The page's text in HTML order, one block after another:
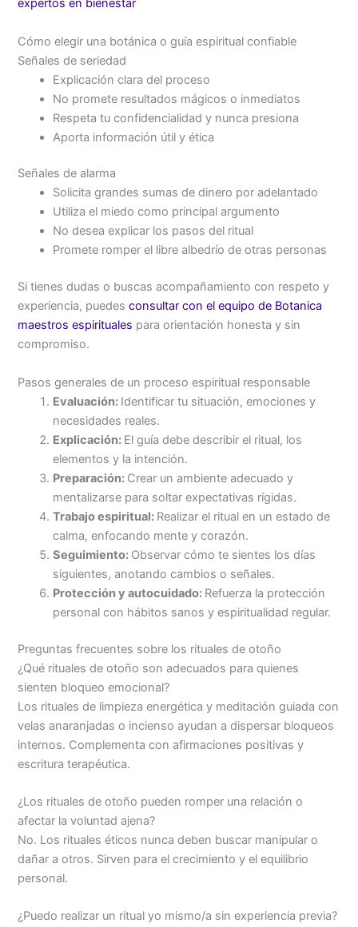
expertos en bienestar
Cómo elegir una botánica o guía espiritual confiable
Señales de seriedad
Explicación clara del proceso
No promete resultados mágicos o inmediatos
Respeta tu confidencialidad y nunca presiona
Aporta información útil y ética
Señales de alarma
Solicita grandes sumas de dinero por adelantado
Utiliza el miedo como principal argumento
No desea explicar los pasos del ritual
Promete romper el libre albedrío de otras personas
Si tienes dudas o buscas acompañamiento con respeto y
experiencia, puedesconsultar con el equipo de Botanica
maestros espirituales para orientación honesta y sin
compromiso.
Pasos generales de un proceso espiritual responsable
Evaluación: Identificar tu situación, emociones y
necesidades reales.
Explicación: El guía debe describir el ritual, los
elementos y la intención.
Preparación: Crear un ambiente adecuado y
mentalizarse para soltar expectativas rígidas.
Trabajo espiritual: Realizar el ritual en un estado de
calma, enfocando mente y corazón.
Seguimiento: Observar cómo te sientes los días
siguientes, anotando cambios o señales.
Protección y autocuidado: Refuerza la protección
personal con hábitos sanos y espiritualidad regular.
Preguntas frecuentes sobre los rituales de otoño
¿Qué rituales de otoño son adecuados para quienes
sienten bloqueo emocional?
Los rituales de limpieza energética y meditación guiada con
velas anaranjadas o incienso ayudan a dispersar bloqueos
internos. Complementa con afirmaciones positivas y
escritura terapéutica.
¿Los rituales de otoño pueden romper una relación o
afectar la voluntad ajena?
No. Los rituales éticos nunca deben buscar manipular o
dañar a otros. Sirven para el crecimiento y el equilibrio
personal.
¿Puedo realizar un ritual yo mismo/a sin experiencia previa?